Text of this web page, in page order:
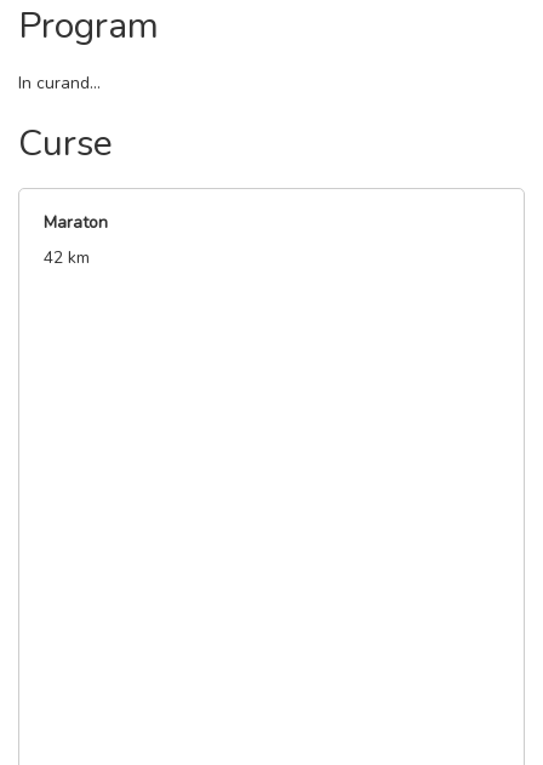
Program
In curand...
Curse
Maraton
42 km